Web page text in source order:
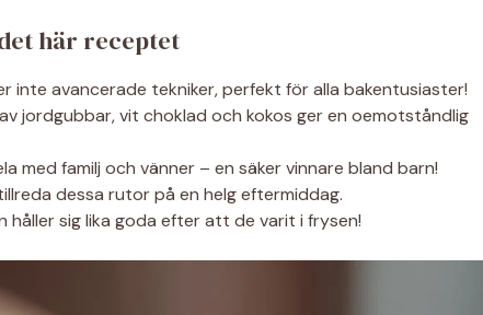
här receptet
inte avancerade tekniker, perfekt för alla bakentusiaster!
jordgubbar, vit choklad och kokos ger en oemotståndlig
med familj och vänner – en säker vinnare bland barn!
dessa rutor på en helg eftermiddag.
håller sig lika goda efter att de varit i frysen!